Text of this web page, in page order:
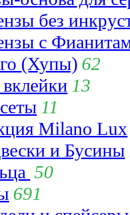
без
с
(Хупы) 62
13
11
Milano Lux
и Бусины
50
691